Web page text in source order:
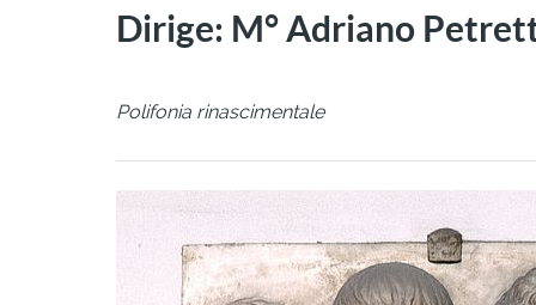
Dirige: M° Adriano
Polifonia rinascimentale